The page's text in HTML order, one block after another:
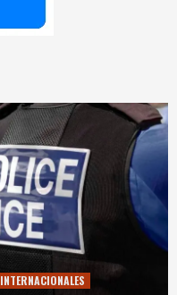
INTERNACIONALES